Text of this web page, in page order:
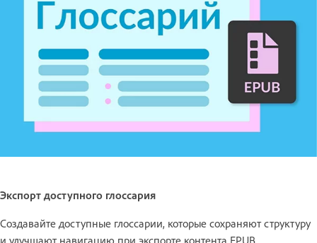
Экспорт доступного глоссария
Создавайте доступные глоссарии, которые сохраняют структуру